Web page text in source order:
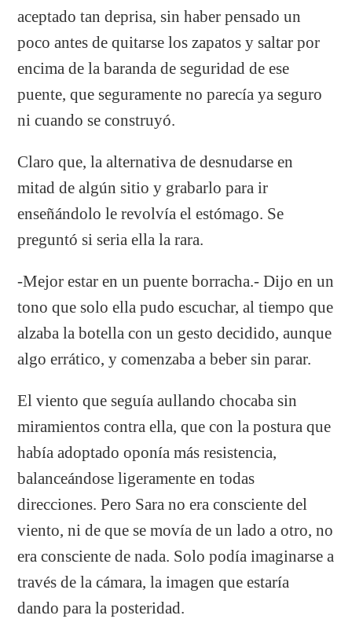
aceptado tan deprisa, sin haber pensado un
poco antes de quitarse los zapatos y saltar por
encima de la baranda de seguridad de ese
puente, que seguramente no parecía ya seguro
ni cuando se construyó.
Claro que, la alternativa de desnudarse en
mitad de algún sitio y grabarlo para ir
enseñándolo le revolvía el estómago. Se
preguntó si seria ella la rara.
-Mejor estar en un puente borracha.- Dijo en un
tono que solo ella pudo escuchar, al tiempo que
alzaba la botella con un gesto decidido, aunque
algo errático, y comenzaba a beber sin parar.
El viento que seguía aullando chocaba sin
miramientos contra ella, que con la postura que
había adoptado oponía más resistencia,
balanceándose ligeramente en todas
direcciones. Pero Sara no era consciente del
viento, ni de que se movía de un lado a otro, no
era consciente de nada. Solo podía imaginarse a
través de la cámara, la imagen que estaría
dando para la posteridad.